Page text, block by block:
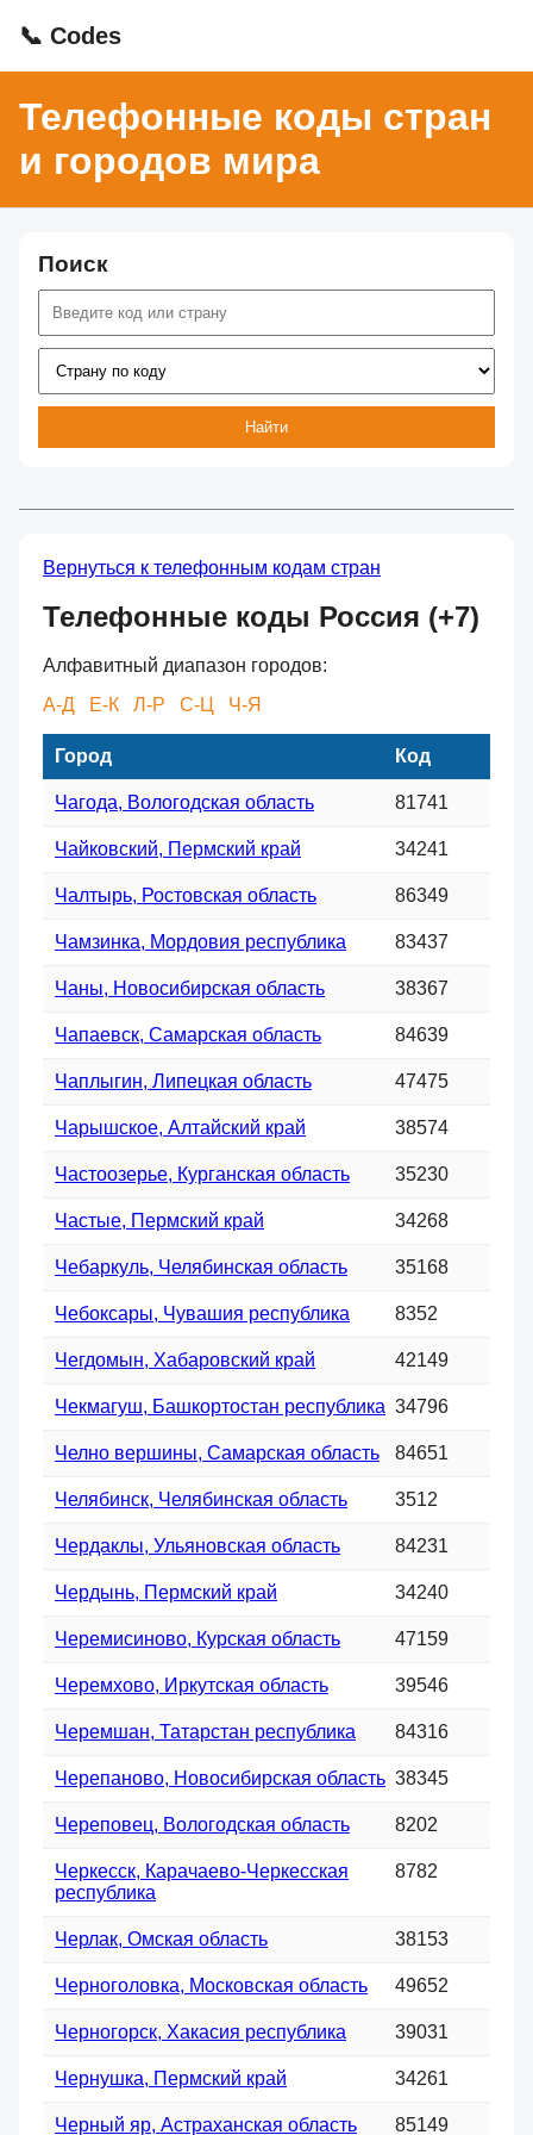
📞 Codes
Телефонные коды стран
и городов мира
Поиск
Найти
Вернуться к телефонным кодам стран
Телефонные коды Россия (+7)
Алфавитный диапазон городов:
А-Д
Е-К Л-Р С-Ц Ч-Я
Город Код
Чагода, Вологодская область 81741
Чайковский, Пермский край 34241
Чалтырь, Ростовская область 86349
Чамзинка, Мордовия республика 83437
Чаны, Новосибирская область 38367
Чапаевск, Самарская область 84639
Чаплыгин, Липецкая область 47475
Чарышское, Алтайский край 38574
Частоозерье, Курганская область 35230
Частые, Пермский край 34268
Чебаркуль, Челябинская область 35168
Чебоксары, Чувашия республика 8352
Чегдомын, Хабаровский край 42149
Чекмагуш, Башкортостан республика 34796
Челно вершины, Самарская область 84651
Челябинск, Челябинская область 3512
Чердаклы, Ульяновская область 84231
Чердынь, Пермский край 34240
Черемисиново, Курская область 47159
Черемхово, Иркутская область 39546
Черемшан, Татарстан республика 84316
Черепаново, Новосибирская область 38345
Череповец, Вологодская область 8202
Черкесск, Карачаево-Черкесская
республика
8782
Черлак, Омская область 38153
Черноголовка, Московская область 49652
Черногорск, Хакасия республика 39031
Чернушка, Пермский край 34261
Черный яр, Астраханская область 85149